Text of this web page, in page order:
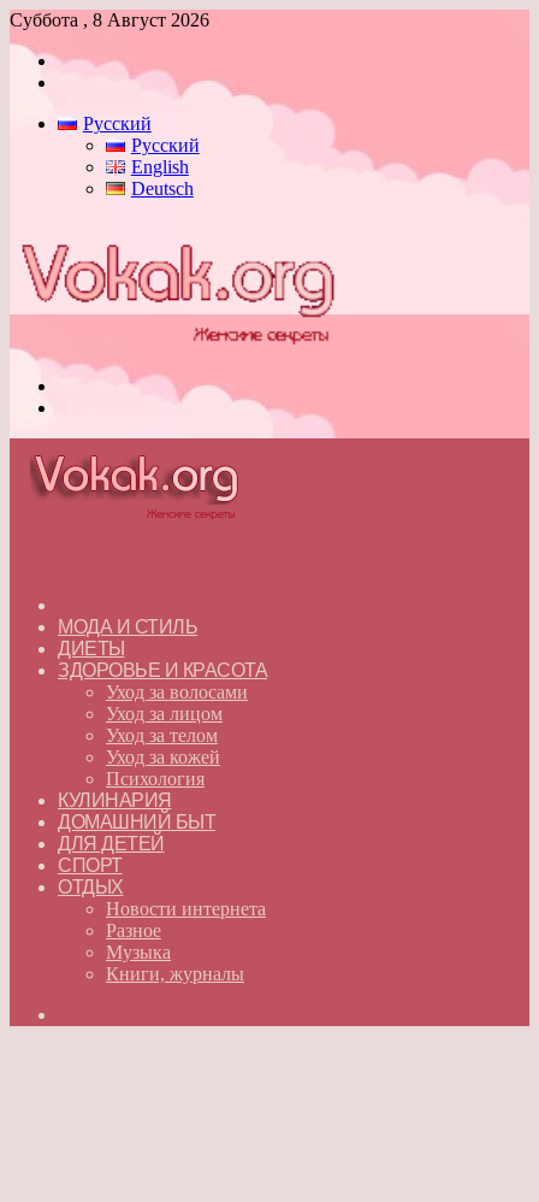
Суббота , 8 Август 2026
Войти
Русский
Русский
English
Deutsch
МОДА И СТИЛЬ
ДИЕТЫ
ЗДОРОВЬЕ И КРАСОТА
Уход за волосами
Уход за лицом
Уход за телом
Уход за кожей
Психология
КУЛИНАРИЯ
ДОМАШНИЙ БЫТ
ДЛЯ ДЕТЕЙ
СПОРТ
ОТДЫХ
Новости интернета
Разное
Музыка
Книги, журналы